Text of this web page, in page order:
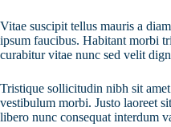
Vitae suscipit tellus mauris a
ipsum faucibus. Habitant morbi
curabitur vitae nunc sed velit
Tristique sollicitudin nibh sit
vestibulum morbi. Justo laoreet
libero nunc consequat interdum